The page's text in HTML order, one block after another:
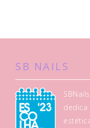
SB NAILS
dedica